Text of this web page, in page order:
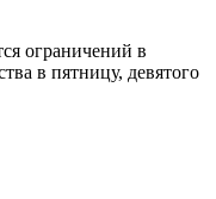
ограничений в
в пятницу, девятого